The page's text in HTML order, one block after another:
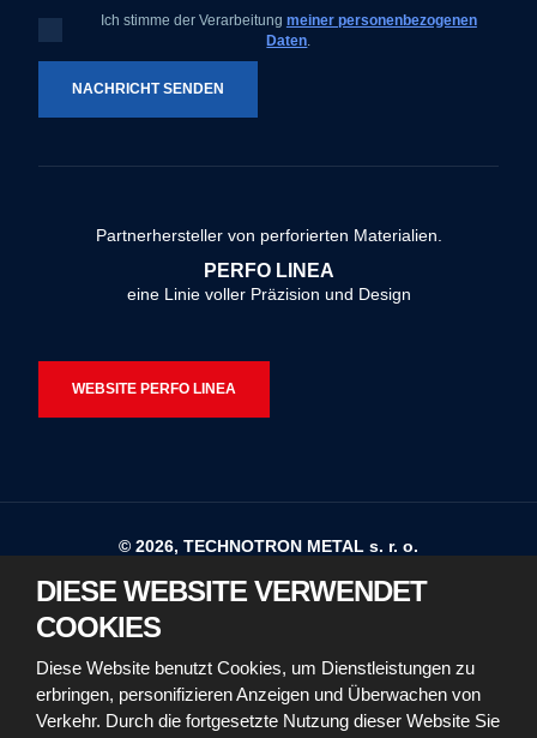
stimme
der
Verarbeitungmeiner
Daten.
Ich stimme der Verarbeitung meiner personenbezogenen
Daten
NACHRICHT SENDEN
nicht
werden
Partnerhersteller von perforierten Materialien.
PERFO LINEA
eine Linie voller Präzision und Design
WEBSITE PERFO LINEA
© 2026, TECHNOTRON METAL s. r. o.
Sitemap Nutzungsbedingungen
Richtlinien für die Verwendung von Cookies
DIESE WEBSITE VERWENDET
COOKIES
Diese Website benutzt Cookies, um Dienstleistungen zu
erbringen, personifizieren Anzeigen und Überwachen von
Verkehr. Durch die fortgesetzte Nutzung dieser Website Sie